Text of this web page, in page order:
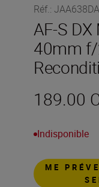
Réf.:
AF-S
40mm
189.00
Indisponible
ME